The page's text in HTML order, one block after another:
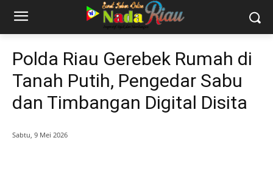
Polda Riau Gerebek Rumah di
Tanah Putih, Pengedar Sabu
dan Timbangan Digital Disita
Sabtu, 9 Mei 2026